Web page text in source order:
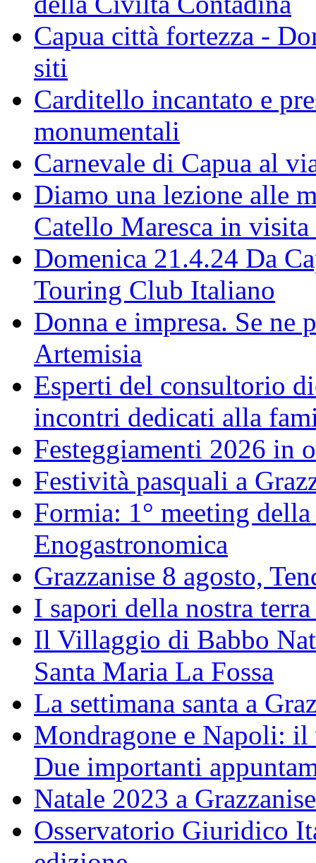
Capua città fortezza -
siti
Carditello incantato e
monumentali
Carnevale di Capua al
Diamo una lezione alle
Catello Maresca in visita
Domenica 21.4.24 Da
Touring Club Italiano
Donna e impresa. Se ne
Artemisia
Esperti del consultorio
incontri dedicati alla
Festeggiamenti 2026 in
Festività pasquali a
Formia: 1° meeting
Enogastronomica
Grazzanise 8 agosto,
I sapori della nostra
Il Villaggio di Babbo
Santa Maria La Fossa
La settimana santa a
Mondragone e Napoli:
Due importanti
Natale 2023 a
Osservatorio Giuridico